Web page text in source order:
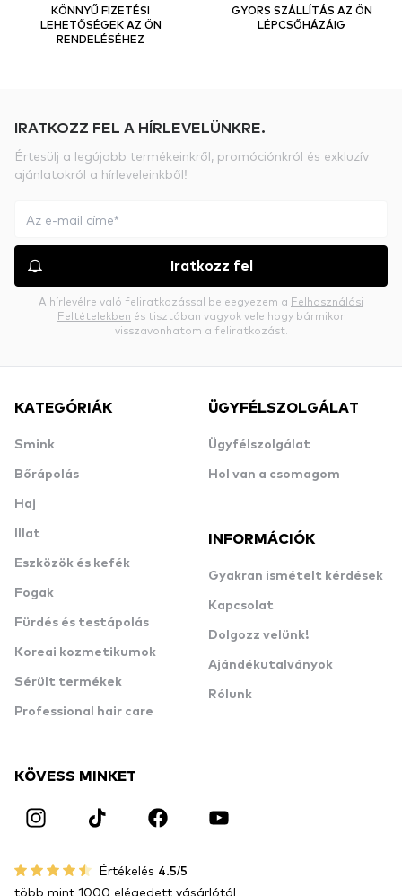
KÖNNYŰ FIZETÉSI
LEHETŐSÉGEK AZ ÖN
RENDELÉSÉHEZ
GYORS SZÁLLÍTÁS AZ ÖN
LÉPCSŐHÁZÁIG
IRATKOZZ FEL A HÍRLEVELÜNKRE.
Értesülj a legújabb termékeinkről, promóciónkról és exkluzív
ajánlatokról a hírleveleinkből!
Iratkozz fel
A hírlevélre való feliratkozással beleegyezem a Felhasználási
Feltételekben és tisztában vagyok vele hogy bármikor
visszavonhatom a feliratkozást.
KATEGÓRIÁK
Smink
Bőrápolás
Haj
Illat
Eszközök és kefék
Fogak
Fürdés és testápolás
Koreai kozmetikumok
Sérült termékek
Professional hair care
ÜGYFÉLSZOLGÁLAT
Ügyfélszolgálat
Hol van a csomagom
INFORMÁCIÓK
Gyakran ismételt kérdések
Kapcsolat
Dolgozz velünk!
Ajándékutalványok
Rólunk
KÖVESS MINKET
Értékelés 4.5/5
több mint 1000 elégedett vásárlótól